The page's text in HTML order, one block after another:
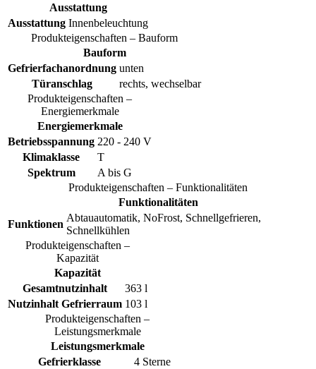
Ausstattung
Ausstattung Innenbeleuchtung
Produkteigenschaften – Bauform
Bauform
Gefrierfachanordnung unten
Türanschlag
rechts, wechselbar
Produkteigenschaften –
Energiemerkmale
Energiemerkmale
Betriebsspannung 220 - 240 V
Klimaklasse
T
Spektrum
A bis G
Produkteigenschaften – Funktionalitäten
Funktionalitäten
Funktionen
Abtauautomatik, NoFrost, Schnellgefrieren,
Schnellkühlen
Produkteigenschaften –
Kapazität
Kapazität
Gesamtnutzinhalt
363 l
Nutzinhalt Gefrierraum 103 l
Produkteigenschaften –
Leistungsmerkmale
Leistungsmerkmale
Gefrierklasse
4 Sterne